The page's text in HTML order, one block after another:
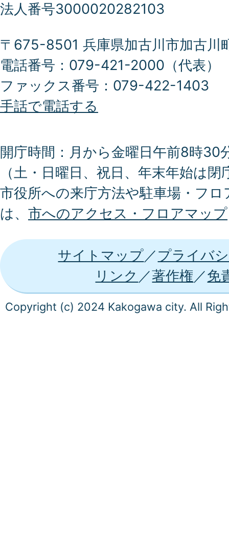
法人番号3000020282103
〒675-8501 兵庫県加古川市加古川
電話番号：079-421-2000（代表）
ファックス番号：079-422-1403
手話で電話する
開庁時間：月から金曜日午前8時30
（土・日曜日、祝日、年末年始は閉
市役所への来庁方法や駐車場・フ
は、 市へのアクセス・フロアマップ
サイトマップ
プライバ
リンク
著作権 免
Copyright (c) 2024 Kakogawa city. All